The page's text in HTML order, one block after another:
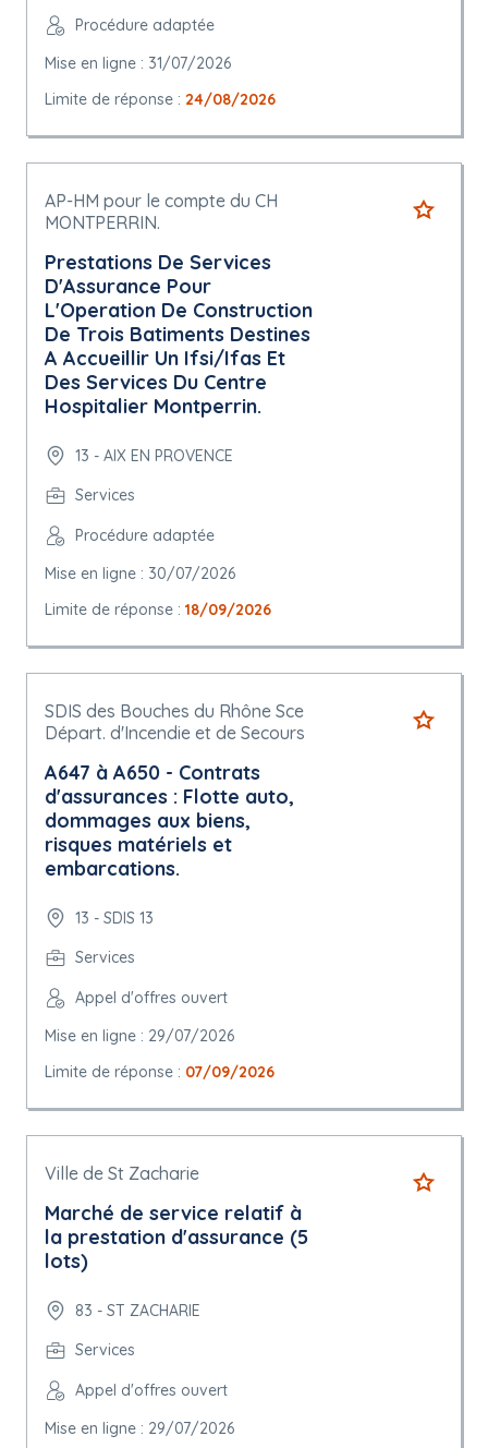
Procédure adaptée
Mise en ligne : 31/07/2026
Limite de réponse : 24/08/2026
AP-HM pour le compte du CH
MONTPERRIN.
Prestations De Services
D'Assurance Pour
L'Operation De Construction
De Trois Batiments Destines
A Accueillir Un Ifsi/Ifas Et
Des Services Du Centre
Hospitalier Montperrin.
13 - AIX EN PROVENCE
Services
Procédure adaptée
Mise en ligne : 30/07/2026
Limite de réponse : 18/09/2026
SDIS des Bouches du Rhône Sce
Départ. d'Incendie et de Secours
A647 à A650 - Contrats
d'assurances : Flotte auto,
dommages aux biens,
risques matériels et
embarcations.
13 - SDIS 13
Services
Appel d'offres ouvert
Mise en ligne : 29/07/2026
Limite de réponse : 07/09/2026
Ville de St Zacharie
Marché de service relatif à
la prestation d'assurance (5
lots)
83 - ST ZACHARIE
Services
Appel d'offres ouvert
Mise en ligne : 29/07/2026